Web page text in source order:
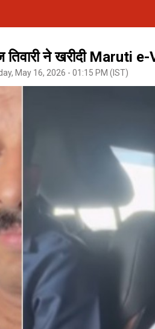
तिवारी ने खरीदी Maruti
May 16, 2026 - 01:15 PM (IST)